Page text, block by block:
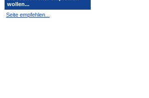
wollen...
Seite empfehlen...